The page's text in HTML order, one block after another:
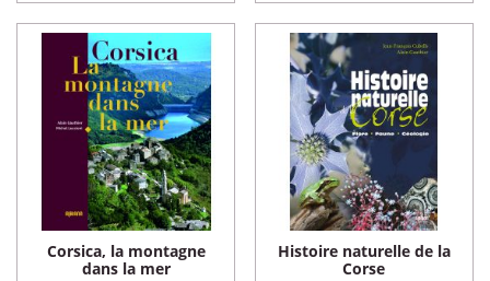
Corsica, la montagne
dans la mer
Histoire naturelle de la
Corse